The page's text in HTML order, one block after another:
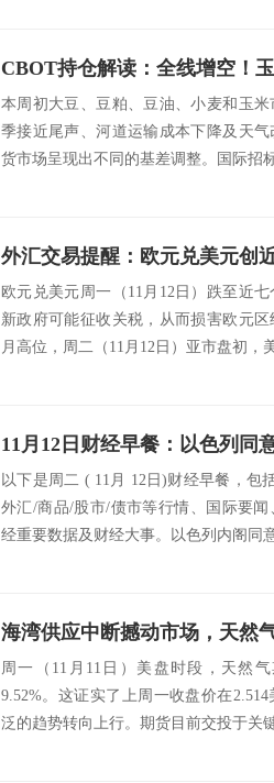
本周初大豆、豆粕、豆油、小麦和玉
季接近尾声、河道运输成本下降及天
货市场呈现出不同的基差调整。国际招
欧元兑美元周一（11月12日）跌至近
新政府可能征收关税，从而损害欧元
月高位，周二（11月12日）亚市盘初，
以下是周二 ( 11月 12日)财经早餐，包
外汇/商品/股市/债市等行情、国际要
经重要数据及财经大事。以色列内阁同
海湾供应中断撼动市场，天然
周一（11月11日）美盘时段，天然
9.52%。这证实了上周一收盘价在
泛的趋势转向上行。期货目前交投于关